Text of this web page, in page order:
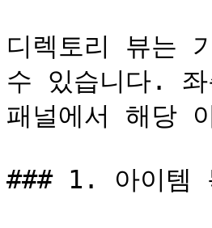
디렉토리 뷰는
수 있습니다.
패널에서 해당
### 1. 아이템